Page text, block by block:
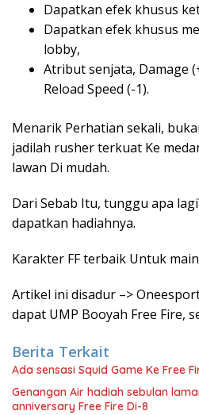
Dapatkan efek khusus
Dapatkan efek khusus
lobby,
Atribut senjata, Damage
Reload Speed (-1).
Menarik Perhatian sekali,
jadilah rusher terkuat Ke
lawan Di mudah.
Dari Sebab Itu, tunggu apa
dapatkan hadiahnya.
Karakter FF terbaik Untuk
Artikel ini disadur –>
dapat UMP Booyah Free Fire,
Berita Terkait
Ada sensasi Squid Game Ke Free
Genangan Air hadiah sebulan
anniversary Free Fire Di-8